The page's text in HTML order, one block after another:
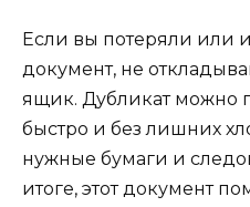
Если вы потеряли или
документ, не
ящик. Дубликат можно
быстро и без лишних
нужные бумаги и
итоге, этот документ